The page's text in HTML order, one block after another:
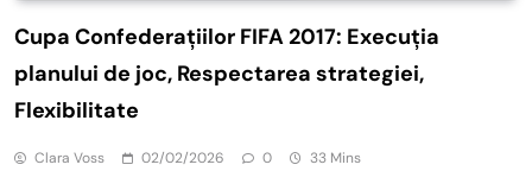
Cupa Confederațiilor FIFA 2017: Execuția
planului de joc, Respectarea strategiei,
Flexibilitate
Clara Voss 02/02/2026 0 33 Mins